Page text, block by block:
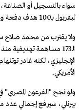
سواء بالتسجيل أو
ليفربول بـ100 هدف دفعة واحدة.
ولا يقترب من محمد صلاح
الـ173 مساهمة
الإنجليزي، لكنه غادر
الأمريكي.
ولو نجح "الفرعون
بيرنلي، سيرفع إجمالي عدد